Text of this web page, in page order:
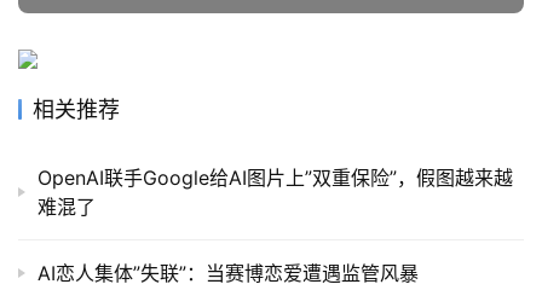
相关推荐
OpenAI联手Google给AI图片上”双重保险”，假图越来越
难混了
AI恋人集体”失联”：当赛博恋爱遭遇监管风暴